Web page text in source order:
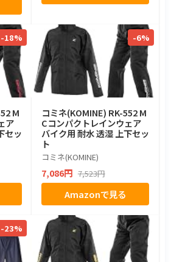
-18%
M
ア
セッ
-6%
コミネ(KOMINE) RK-552 M
Cコンパクトレインウェア
バイク用 耐水 透湿 上下セッ
ト
コミネ(KOMINE)
7,086円 7,523円
Amazonで見る
-23%